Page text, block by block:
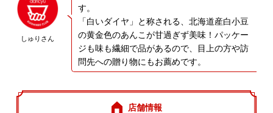
しゅりさん
す。
「白いダイヤ」と称される、北海道産白小豆
の黄金色のあんこが甘過ぎず美味！パッケー
ジも味も繊細で品があるので、目上の方や訪
問先への贈り物にもお薦めです。
店舗情報